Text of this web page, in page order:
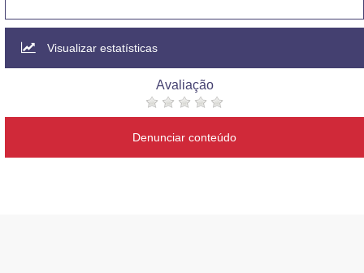
Visualizar estatísticas
Avaliação
Denunciar conteúdo